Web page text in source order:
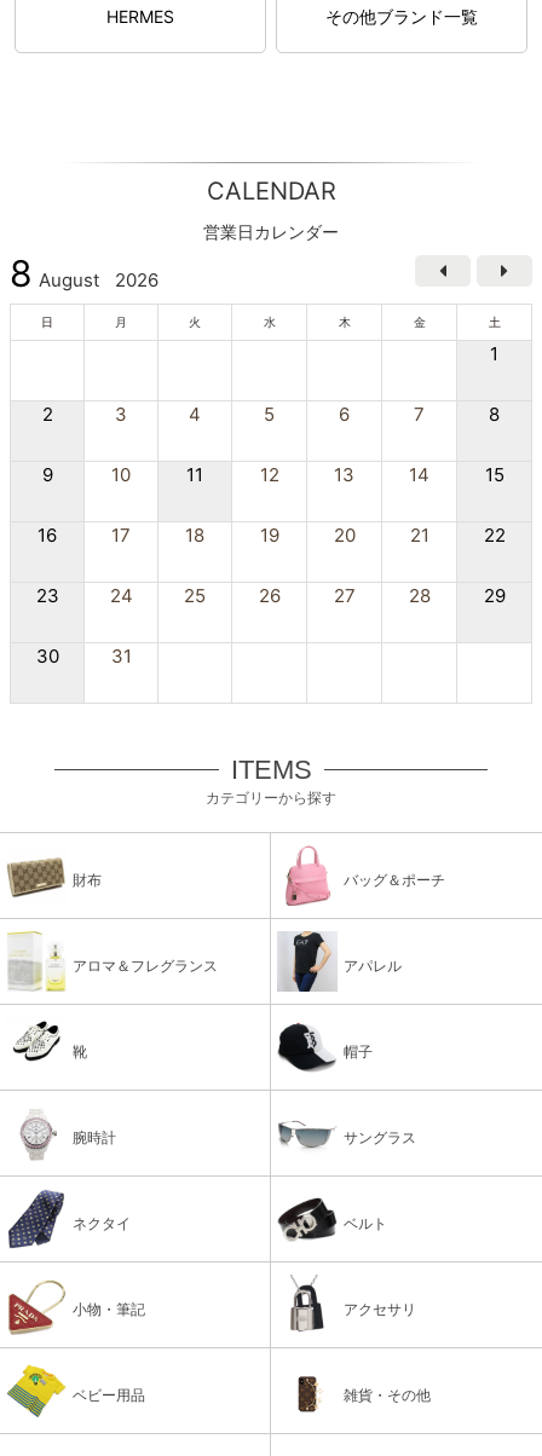
HERMES その他ブランド一覧
CALENDAR
営業日カレンダー
8 August 2026
日 月 火 水 木 金 土
1
2 3 4 5 6 7 8
9 10 11 12 13 14 15
16 17 18 19 20 21 22
23 24 25 26 27 28 29
30 31
ITEMS
カテゴリーから探す
財布 バッグ＆ポーチ
アロマ＆フレグランス アパレル
靴 帽子
腕時計 サングラス
ネクタイ ベルト
小物・筆記 アクセサリ
ベビー用品 雑貨・その他